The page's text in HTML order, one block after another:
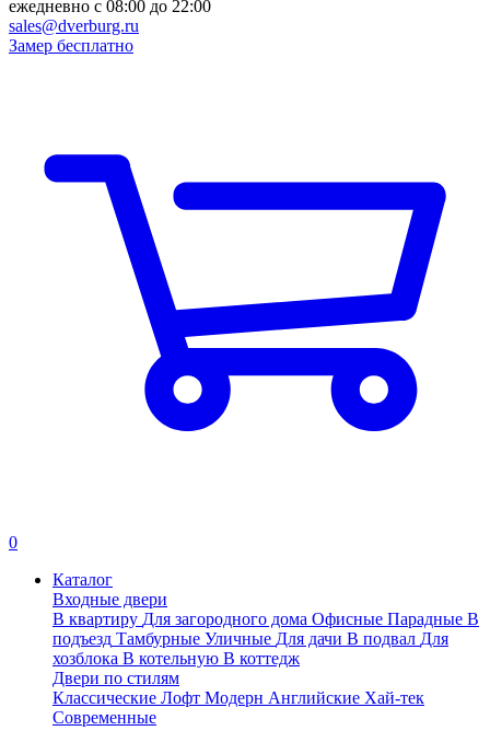
ежедневно с 08:00 до 22:00
sales@dverburg.ru
Замер бесплатно
0
Каталог
Входные двери
В квартиру Для загородного дома Офисные Парадные В
подъезд Тамбурные Уличные Для дачи В подвал Для
хозблока В котельную В коттедж
Двери по стилям
Классические Лофт Модерн Английские Хай-тек
Современные